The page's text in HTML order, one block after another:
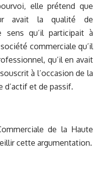
elle prétend que
avait la qualité de
sens qu’il participait à
commerciale qu’il
qu’il en avait
à l’occasion de la
d’actif et de passif.
de la Haute
cette argumentation.